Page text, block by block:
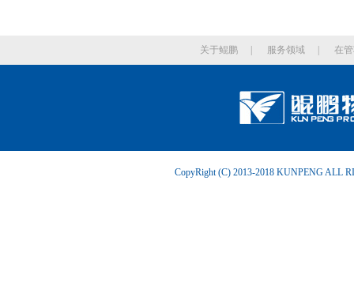
关于鲲鹏 服务领域 在
CopyRight (C) 2013-2018 KUNPENG ALL